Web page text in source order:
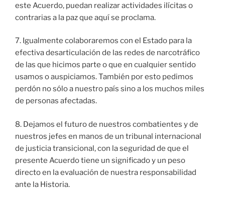
este Acuerdo, puedan realizar actividades ilícitas o
contrarias a la paz que aquí se proclama.
7. Igualmente colaboraremos con el Estado para la
efectiva desarticulación de las redes de narcotráfico
de las que hicimos parte o que en cualquier sentido
usamos o auspiciamos. También por esto pedimos
perdón no sólo a nuestro país sino a los muchos miles
de personas afectadas.
8. Dejamos el futuro de nuestros combatientes y de
nuestros jefes en manos de un tribunal internacional
de justicia transicional, con la seguridad de que el
presente Acuerdo tiene un significado y un peso
directo en la evaluación de nuestra responsabilidad
ante la Historia.